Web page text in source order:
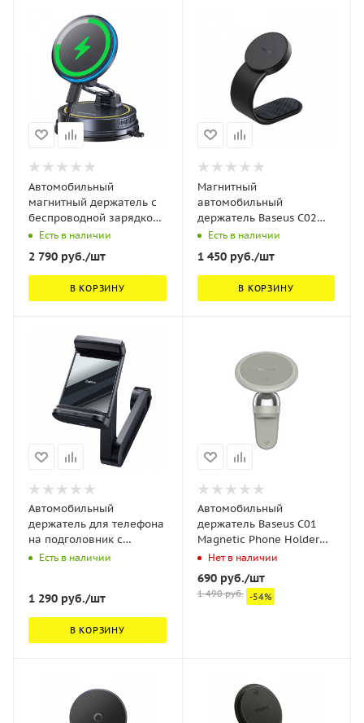
Автомобильный
магнитный держатель с
беспроводной зарядкой
Baseus PrimeTrip VC2 Flex
Pro Magnetic Wireless Car
Charger Mount Suction
Cup Version Чёрный
(C0013F01)
Есть в наличии
2 790 руб./шт
В КОРЗИНУ
Магнитный
автомобильный
держатель Baseus C02
Magnetic Phone Holder
Черный (SUCC000201)
Есть в наличии
1 450руб./шт
В КОРЗИНУ
Автомобильный
держатель для телефона
на подголовник с
беспроводной зарядкой
(WXHZ-01)
Есть в наличии
1 290 руб./шт
В КОРЗИНУ
Автомобильный
держатель Baseus C01
Magnetic Phone Holder
(Air Outlet Version)
creamy-white
(SUCC000102)
Нет в наличии
690руб./шт
1 490руб. -54%